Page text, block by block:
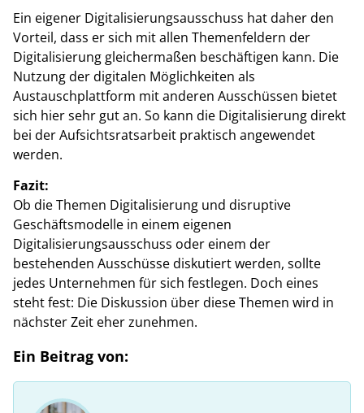
Ein eigener Digitalisierungsausschuss hat daher den
Vorteil, dass er sich mit allen Themenfeldern der
Digitalisierung gleichermaßen beschäftigen kann. Die
Nutzung der digitalen Möglichkeiten als
Austauschplattform mit anderen Ausschüssen bietet
sich hier sehr gut an. So kann die Digitalisierung direkt
bei der Aufsichtsratsarbeit praktisch angewendet
werden.
Fazit:
Ob die Themen Digitalisierung und disruptive
Geschäftsmodelle in einem eigenen
Digitalisierungsausschuss oder einem der
bestehenden Ausschüsse diskutiert werden, sollte
jedes Unternehmen für sich festlegen. Doch eines
steht fest: Die Diskussion über diese Themen wird in
nächster Zeit eher zunehmen.
Ein Beitrag von: